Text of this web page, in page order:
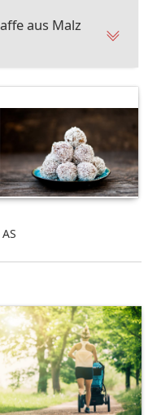
aus Malz